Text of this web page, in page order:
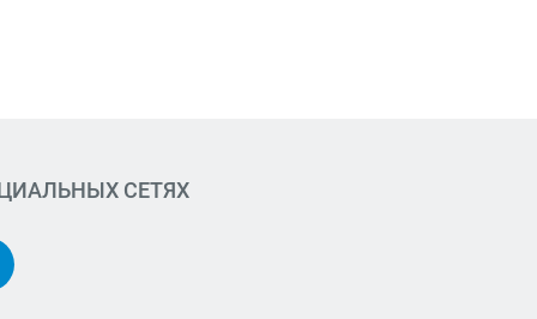
СЕТЯХ